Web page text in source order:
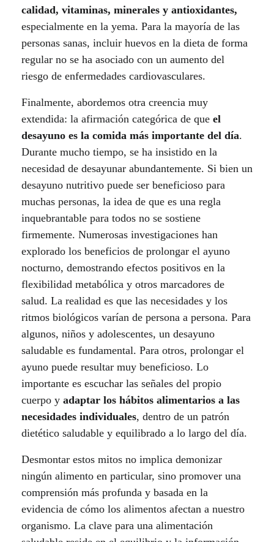
s
.
calidad, vitaminas, minerales y antioxidantes,
especialmente en la yema. Para la mayoría de las
personas sanas, incluir huevos en la dieta de forma
regular no se ha asociado con un aumento del
riesgo de enfermedades cardiovasculares.
Finalmente, abordemos otra creencia muy
extendida: la afirmación categórica de que el
desayuno es la comida más importante del día.
Durante mucho tiempo, se ha insistido en la
necesidad de desayunar abundantemente. Si bien un
desayuno nutritivo puede ser beneficioso para
muchas personas, la idea de que es una regla
inquebrantable para todos no se sostiene
firmemente. Numerosas investigaciones han
explorado los beneficios de prolongar el ayuno
nocturno, demostrando efectos positivos en la
flexibilidad metabólica y otros marcadores de
salud. La realidad es que las necesidades y los
ritmos biológicos varían de persona a persona. Para
algunos, niños y adolescentes, un desayuno
saludable es fundamental. Para otros, prolongar el
ayuno puede resultar muy beneficioso. Lo
importante es escuchar las señales del propio
cuerpo y adaptar los hábitos alimentarios a las
necesidades individuales, dentro de un patrón
dietético saludable y equilibrado a lo largo del día.
Desmontar estos mitos no implica demonizar
ningún alimento en particular, sino promover una
comprensión más profunda y basada en la
evidencia de cómo los alimentos afectan a nuestro
organismo. La clave para una alimentación